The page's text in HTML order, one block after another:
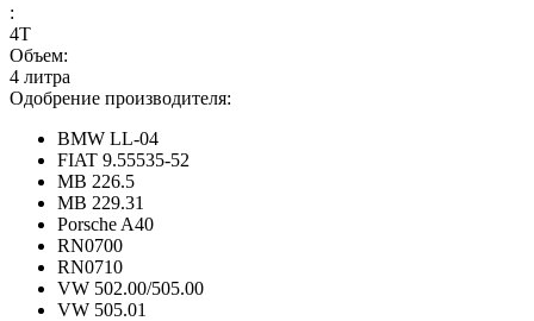
:
4Т
Объем:
4 литра
Одобрение производителя:
BMW LL-04
FIAT 9.55535-52
MB 226.5
MB 229.31
Porsche A40
RN0700
RN0710
VW 502.00/505.00
VW 505.01